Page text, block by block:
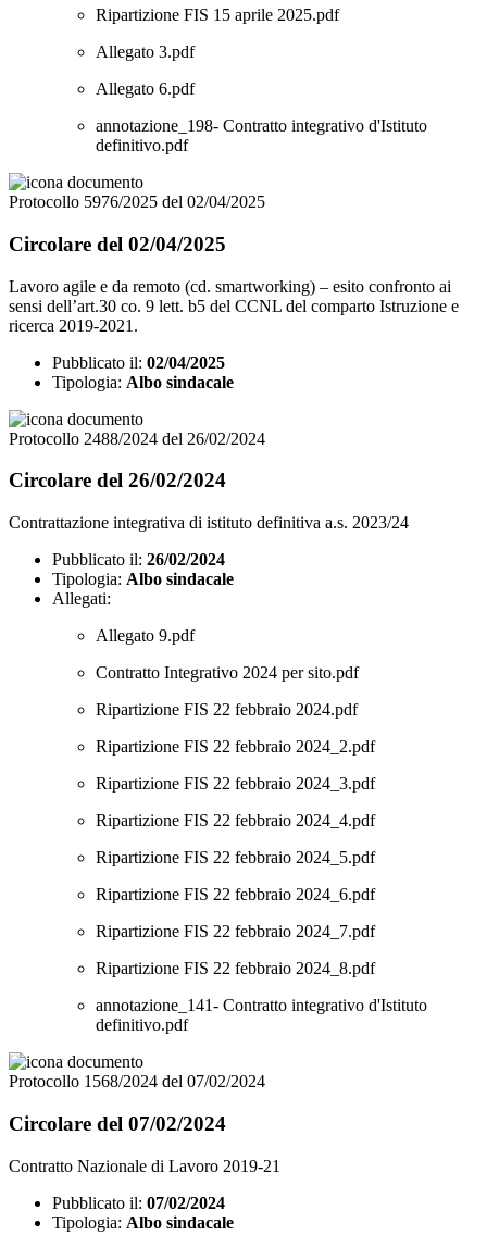
Ripartizione FIS 15 aprile 2025.pdf
Allegato 3.pdf
Allegato 6.pdf
annotazione_198- Contratto integrativo d'Istituto
definitivo.pdf
Protocollo 5976/2025 del 02/04/2025
Circolare del 02/04/2025
Lavoro agile e da remoto (cd. smartworking) – esito confronto ai
sensi dell’art.30 co. 9 lett. b5 del CCNL del comparto Istruzione e
ricerca 2019-2021.
Pubblicato il: 02/04/2025
Tipologia: Albo sindacale
Protocollo 2488/2024 del 26/02/2024
Circolare del 26/02/2024
Contrattazione integrativa di istituto definitiva a.s. 2023/24
Pubblicato il: 26/02/2024
Tipologia: Albo sindacale
Allegati:
Allegato 9.pdf
Contratto Integrativo 2024 per sito.pdf
Ripartizione FIS 22 febbraio 2024.pdf
Ripartizione FIS 22 febbraio 2024_2.pdf
Ripartizione FIS 22 febbraio 2024_3.pdf
Ripartizione FIS 22 febbraio 2024_4.pdf
Ripartizione FIS 22 febbraio 2024_5.pdf
Ripartizione FIS 22 febbraio 2024_6.pdf
Ripartizione FIS 22 febbraio 2024_7.pdf
Ripartizione FIS 22 febbraio 2024_8.pdf
annotazione_141- Contratto integrativo d'Istituto
definitivo.pdf
Protocollo 1568/2024 del 07/02/2024
Circolare del 07/02/2024
Contratto Nazionale di Lavoro 2019-21
Pubblicato il: 07/02/2024
Tipologia: Albo sindacale